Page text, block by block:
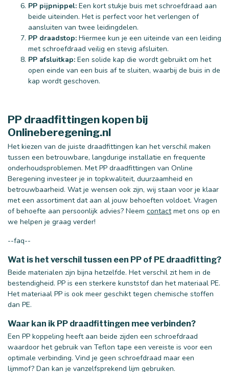
PP pijpnippel: Een kort stukje buis met schroefdraad aan
beide uiteinden. Het is perfect voor het verlengen of
aansluiten van twee leidingdelen.
PP draadstop: Hiermee kun je een uiteinde van een leiding
met schroefdraad veilig en stevig afsluiten.
PP afsluitkap: Een solide kap die wordt gebruikt om het
open einde van een buis af te sluiten, waarbij de buis in de
kap wordt geschoven.
PP draadfittingen kopen bij
Onlineberegening.nl
Het kiezen van de juiste draadfittingen kan het verschil maken
tussen een betrouwbare, langdurige installatie en frequente
onderhoudsproblemen. Met PP draadfittingen van Online
Beregening investeer je in topkwaliteit, duurzaamheid en
betrouwbaarheid. Wat je wensen ook zijn, wij staan voor je klaar
met een assortiment dat aan al jouw behoeften voldoet. Vragen
of behoefte aan persoonlijk advies? Neem contactmet ons op en
we helpen je graag verder!
--faq--
Wat is het verschil tussen een PP of PE draadfitting?
Beide materialen zijn bijna hetzelfde. Het verschil zit hem in de
bestendigheid. PP is een sterkere kunststof dan het materiaal PE.
Het materiaal PP is ook meer geschikt tegen chemische stoffen
dan PE.
Waar kan ik PP draadfittingen mee verbinden?
Een PP koppeling heeft aan beide zijden een schroefdraad
waardoor het gebruik van Teflon tape een vereiste is voor een
optimale verbinding. Vind je geen schroefdraad maar een
lijmmof? Dan kan je vanzelfsprekend lijm gebruiken.
40 mm 50 mm